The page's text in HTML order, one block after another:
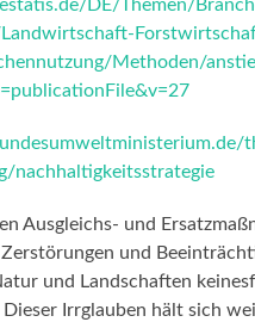
DE/Themen/
Methoden/
nachhaltigkeitsstrategie
Ausgleichs- und
Zerstörungen und
und Landschaften
Dieser Irrglauben hält sich